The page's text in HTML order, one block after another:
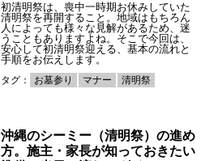
初清明祭は、喪中一時期お休みしていた
清明祭を再開すること。地域はもちろん
人によっても様々な見解があるため、迷
うこともありますよね。そこで今回は、
安心して初清明祭迎える、基本の流れと
手順をお伝えします。
タグ： お墓参り マナー 清明祭
沖縄のシーミー（清明祭）の進め
方。施主・家長が知っておきたい